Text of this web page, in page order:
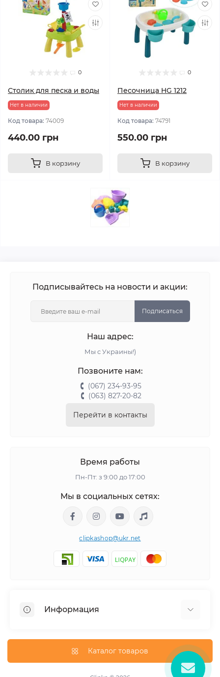
0
Столик для песка и воды
Нет в наличии
Код товара: 74009
440.00 грн
В корзину
0
Песочница HG 1212
Нет в наличии
Код товара: 74791
550.00 грн
В корзину
Подписывайтесь на новости и акции:
Подписаться
Наш адрес:
Мы с Украины!)
Позвоните нам:
(067) 234-93-95
(063) 827-20-82
Перейти в контакты
Время работы
Пн-Пт: з 9:00 до 17:00
Мы в социальных сетях:
clipkashop@ukr.net
Информация
Контакты
Каталог товаров